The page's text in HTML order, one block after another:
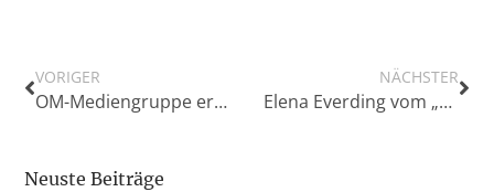
VORIGER
OM-Mediengruppe eröffnet neues Medienhaus im Emsteker Ecopark
NÄCHSTER
Elena Everding vom „Göttinger Tageblatt“ erhält Lokaljournalistenpreis der Konrad-Adenauer-Stiftung
Neuste Beiträge